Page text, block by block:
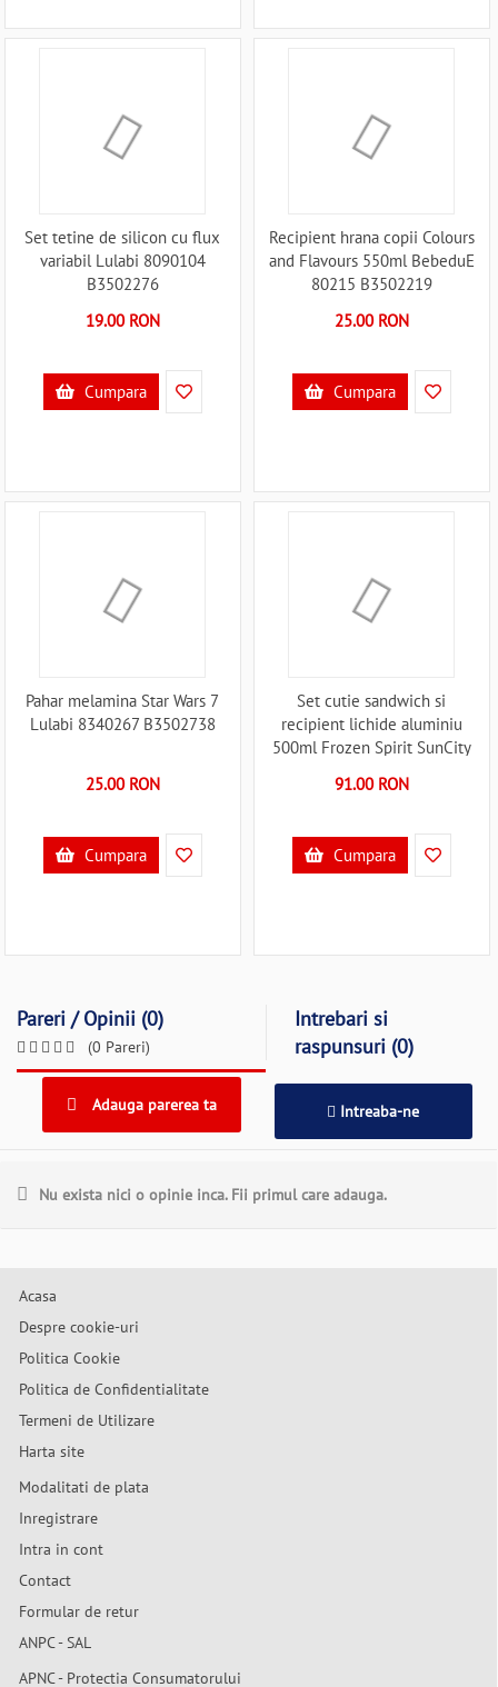
Set tetine de silicon cu flux
variabil Lulabi 8090104
B3502276
19.00 RON
Cumpara
Recipient hrana copii Colours
and Flavours 550ml BebeduE
80215 B3502219
25.00 RON
Cumpara
Pahar melamina Star Wars 7
Lulabi 8340267 B3502738
25.00 RON
Cumpara
Set cutie sandwich si
recipient lichide aluminiu
500ml Frozen Spirit SunCity
91.00 RON
Cumpara
Pareri / Opinii (0)
(0 Pareri)
Intrebari si
raspunsuri (0)
Adauga parerea ta Intreaba-ne
Nu exista nici o opinie inca. Fii primul care adauga.
Acasa
Despre cookie-uri
Politica Cookie
Politica de Confidentialitate
Termeni de Utilizare
Harta site
Modalitati de plata
Inregistrare
Intra in cont
Contact
Formular de retur
ANPC - SAL
APNC - Protectia Consumatorului